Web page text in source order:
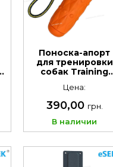
Поноска-апорт
для тренировки
собак Training
Orange
Цена:
390,00 грн.
В наличии